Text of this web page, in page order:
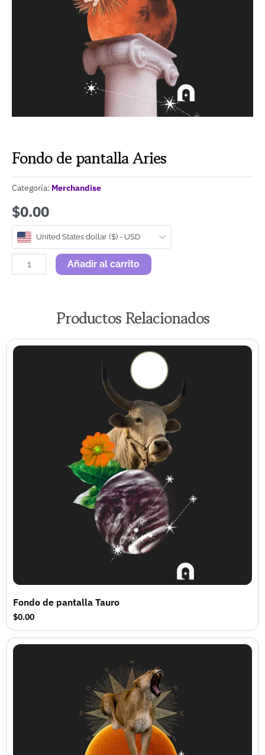
Fondo de pantalla Aries
Categoría: Merchandise
$0.00
United States dollar ($) - USD
Fondo
de
pantalla
Aries
Añadir al carrito
Productos Relacionados
Fondo de pantalla Tauro
$0.00